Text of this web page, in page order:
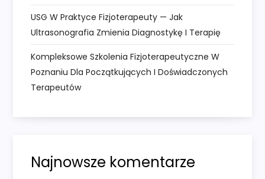
USG W Praktyce Fizjoterapeuty — Jak
Ultrasonografia Zmienia Diagnostykę I Terapię
Kompleksowe Szkolenia Fizjoterapeutyczne W
Poznaniu Dla Początkujących I Doświadczonych
Terapeutów
Najnowsze komentarze